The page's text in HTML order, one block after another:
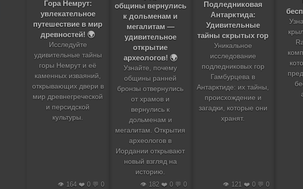
Гора Немрут:
увлекательное
путешествие в мир
древностей! 🌍
Исследуйте
удивительные тайны
горы Немрут и её
каменных изваяний,
открывающих двери в
мир древнегреческой
и персидской
культуры.
👁️ 164 ❤️ 0 💬 0
общины вернулись
к дольменам и
мегалитам —
удивительное
открытие
археологов! 🌍
Узнайте, почему
общины ранней
бронзы отвернулись
от храмов и
вернулись к
дольменам и
мегалитам. Открытия
археологов в
Иордании открывают
новый взгляд на
историю.
👁️ 182 ❤️ 0 💬 0
Подледниковая
Антарктида:
Удивительные
тайны скрытых гор
Уникальное
исследование
подледниковых гор
Гамбурцева в
Антарктиде: их тайны,
происхождение и
загадки, которые они
хранят.
👁️ 121 ❤️ 0 💬 0